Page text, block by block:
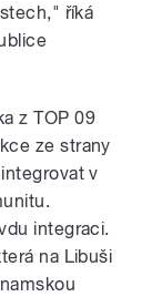
říká
z TOP 09
ze strany
v
integraci.
na Libuši